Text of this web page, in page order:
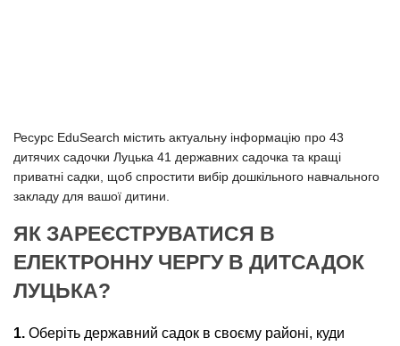
Ресурс EduSearch містить актуальну інформацію про 43
дитячих садочки Луцька 41 державних садочка та кращі
приватні садки, щоб спростити вибір дошкільного навчального
закладу для вашої дитини.
ЯК ЗАРЕЄСТРУВАТИСЯ В
ЕЛЕКТРОННУ ЧЕРГУ В ДИТСАДОК
ЛУЦЬКА?
Оберіть державний садок в своєму районі, куди